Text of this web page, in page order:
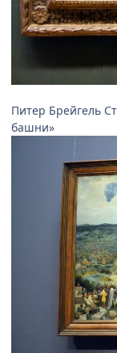
Питер Брейгель
башни»